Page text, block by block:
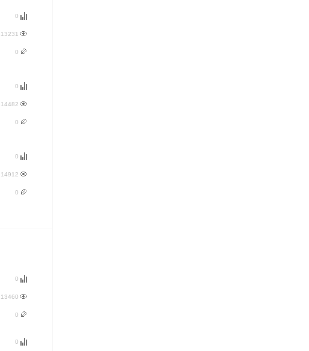
0
13231
0
0
14482
0
0
14912
0
0
13460
0
0